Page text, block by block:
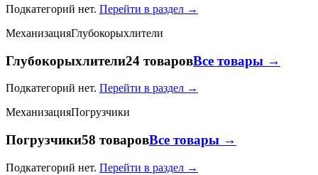
Подкатегорий нет. Перейти в раздел →
МеханизацияГлубокорыхлители
Глубокорыхлители24 товаровВсе товары →
Подкатегорий нет. Перейти в раздел →
МеханизацияПогрузчики
Погрузчики58 товаровВсе товары →
Подкатегорий нет. Перейти в раздел →